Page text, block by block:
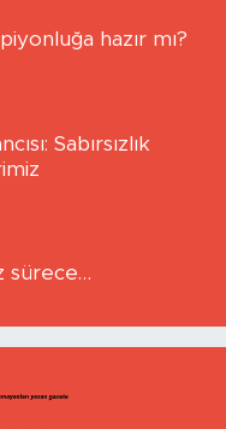
hazır mı?
Sabırsızlık
sürece…